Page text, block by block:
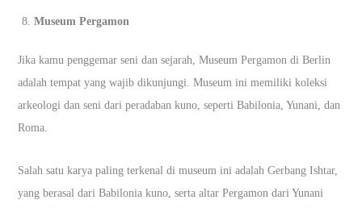
Museum Pergamon
Jika kamu penggemar seni dan sejarah, Museum Pergamon di Berlin
adalah tempat yang wajib dikunjungi. Museum ini memiliki koleksi
arkeologi dan seni dari peradaban kuno, seperti Babilonia, Yunani, dan
Roma.
Salah satu karya paling terkenal di museum ini adalah Gerbang Ishtar,
yang berasal dari Babilonia kuno, serta altar Pergamon dari Yunani